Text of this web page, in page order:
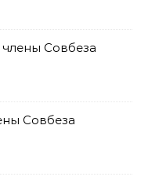
Совбеза
Совбеза